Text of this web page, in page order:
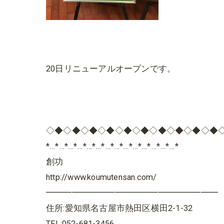
20日リニューアルオープンです。
*…*…*…*…*…*…*…*…*…*…*…*…*…*…*
創功
http://www.koumutensan.com/
━━━━━━━━━━━━━━━━━━━━
住所:愛知県名古屋市熱田区横田2-1-32